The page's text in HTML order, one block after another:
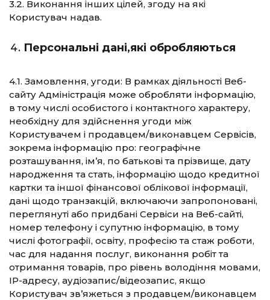
3.2. Виконання інших цілей, згоду на які
Користувач надав.
Персональні дані,які обробляються
4.1. Замовлення, угоди: В рамках діяльності Веб-
сайту Адміністрація може обробляти інформацію,
в тому числі особистого і контактного характеру,
необхідну для здійснення угоди між
Користувачем і продавцем/виконавцем Сервісів,
зокрема інформацію про: географічне
розташування, ім’я, по батькові та прізвище, дату
народження та стать, інформацію щодо кредитної
картки та іншої фінансової облікової інформації,
дані щодо транзакцій, включаючи запропоновані,
переглянуті або придбані Сервіси на Веб-сайті,
номер телефону і супутню інформацію, в тому
числі фотографії, освіту, професію та стаж роботи,
час для надання послуг, виконання робіт та
отримання товарів, про рівень володіння мовами,
IP-адресу, аудіозапис/відеозапис, якщо
Користувач зв’яжеться з продавцем/виконавцем